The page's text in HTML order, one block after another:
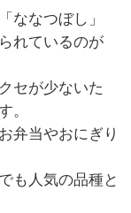
ななつぼし」
れているのが
セが少ないた
弁当やおにぎり
も人気の品種と